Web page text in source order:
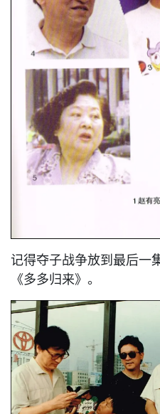
记得夺子战争放到最后一
《多多归来》。